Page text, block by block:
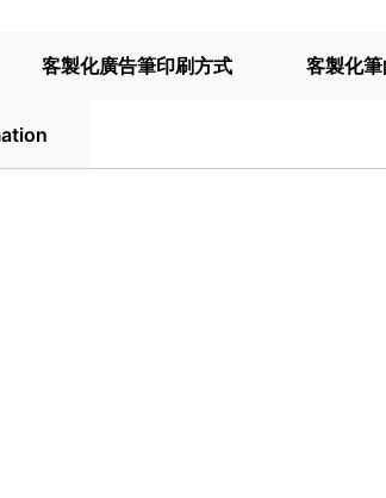
客製化廣告筆印刷方式 客製化